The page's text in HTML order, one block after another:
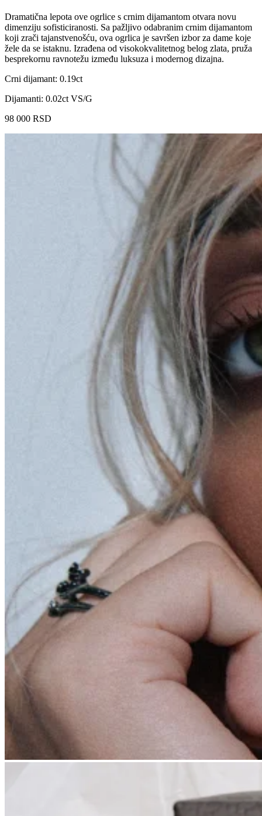
Dramatična lepota ove ogrlice s crnim dijamantom otvara novu
dimenziju sofisticiranosti. Sa pažljivo odabranim crnim dijamantom
koji zrači tajanstvenošću, ova ogrlica je savršen izbor za dame koje
žele da se istaknu. Izrađena od visokokvalitetnog belog zlata, pruža
besprekornu ravnotežu između luksuza i modernog dizajna.
Crni dijamant: 0.19ct
Dijamanti: 0.02ct VS/G
98 000 RSD